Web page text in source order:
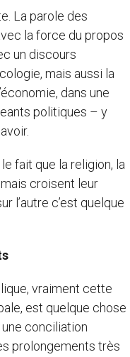
La parole des
la force du propos
un discours
mais aussi la
dans une
politiques – y
fait que la religion, la
croisent leur
l’autre c’est quelque
vraiment cette
est quelque chose
conciliation
prolongements très